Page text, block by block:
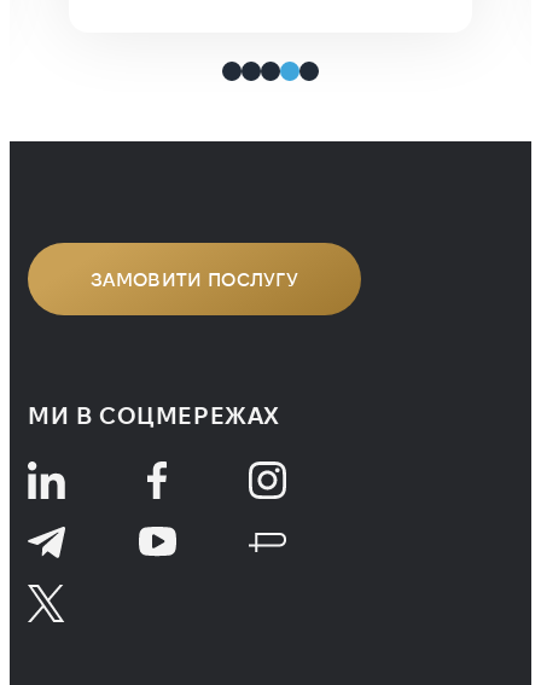
ЗАМОВИТИ ПОСЛУГУ
МИ В СОЦМЕРЕЖАХ